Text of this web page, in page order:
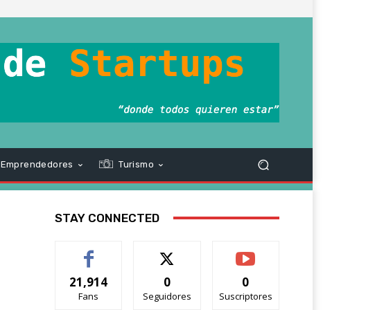
Emprendedores Turismo
STAY CONNECTED
21,914
Fans
0
Seguidores
0
Suscriptores